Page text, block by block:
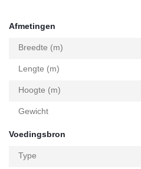
Afmetingen
Breedte (m)
Lengte (m)
Hoogte (m)
Gewicht
Voedingsbron
Type